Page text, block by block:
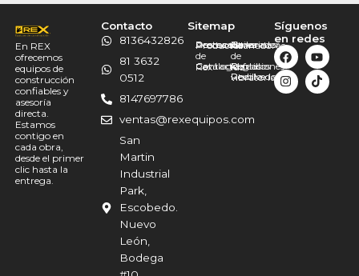
En REX
ofrecemos
equipos de
construcción
confiables y
asesoría
directa.
Estamos
contigo en
cada obra,
desde el primer
clic hasta la
entrega.
Contacto
8136432826
81 3632
0512
8147697786
ventas@rexequipos.com
San
Martin
Industrial
Park,
Escobedo.
Nuevo
León,
Bodega
Sitemap
Productos
Promociones
Destacado
Acerca
de
Rex
Catálogo
Contacto
Allanadoras
Bailarinas
Generador
de
luz
Martillos
Refacciones
Reglas
vibratorias
Revolvedoras
Rodillo
Síguenos
en redes